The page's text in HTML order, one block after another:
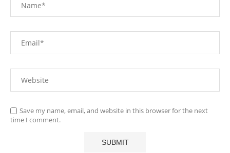
Save my name, email, and website in this browser for the next
time I comment.